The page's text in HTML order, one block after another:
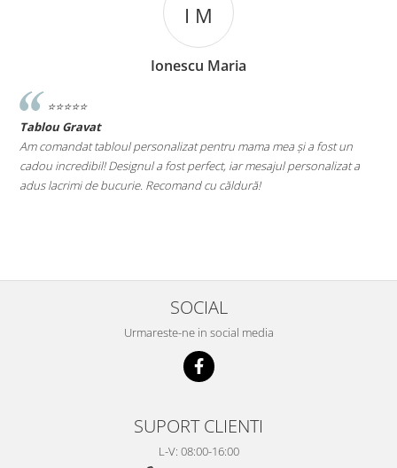
I M
Ionescu Maria
⭐️⭐️⭐️⭐️⭐️
Tablou Gravat
Am comandat tabloul personalizat pentru mama mea și a fost un
cadou incredibil! Designul a fost perfect, iar mesajul personalizat a
adus lacrimi de bucurie. Recomand cu căldură!
SOCIAL
Urmareste-ne in social media
SUPORT CLIENTI
L-V: 08:00-16:00